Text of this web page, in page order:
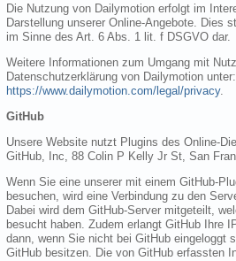
Die Nutzung von Dailymotion erfolgt im
Darstellung unserer Online-Angebote. Dies
im Sinne des Art. 6 Abs. 1 lit. f DSGVO dar.
Weitere Informationen zum Umgang mit
Datenschutzerklärung von Dailymotion unter:
https://www.dailymotion.com/legal/privacy.
GitHub
Unsere Website nutzt Plugins des Online-
GitHub, Inc, 88 Colin P Kelly Jr St, San
Wenn Sie eine unserer mit einem GitHub-
besuchen, wird eine Verbindung zu den
Dabei wird dem GitHub-Server mitgeteilt,
besucht haben. Zudem erlangt GitHub Ihre
dann, wenn Sie nicht bei GitHub eingeloggt
GitHub besitzen. Die von GitHub erfassten